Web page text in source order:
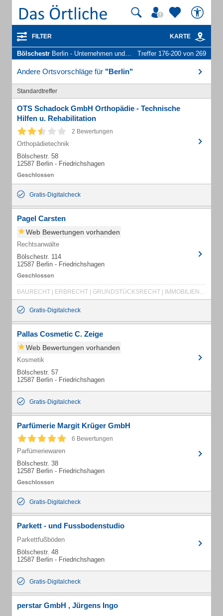
FILTER KARTE
Bölschestr Berlin - Unternehmen und Personen Treffer 176-200 von 269
Andere Ortsvorschläge für "Berlin"
Standardtreffer
OTS Schadock GmbH Orthopädie - Technische
Hilfen u. Rehabilitation
2 Bewertungen
Orthopädietechnik
Bölschestr. 58
12587 Berlin - Friedrichshagen
Gratis-Digitalcheck
Pagel Carsten
Web Bewertungen vorhanden
Rechtsanwälte
Bölschestr. 114
12587 Berlin - Friedrichshagen
BAURECHT | ERBRECHT | GRUNDSTÜCKSRECHT | IMMOBILIENRECHT | MIETRECHT
Gratis-Digitalcheck
Pallas Cosmetic C. Zeige
Web Bewertungen vorhanden
Kosmetik
Bölschestr. 57
12587 Berlin - Friedrichshagen
Gratis-Digitalcheck
Parfümerie Margit Krüger GmbH
6 Bewertungen
Parfümeriewaren
Bölschestr. 38
12587 Berlin - Friedrichshagen
Gratis-Digitalcheck
Parkett - und Fussbodenstudio
Parkettfußböden
Bölschestr. 48
12587 Berlin - Friedrichshagen
Gratis-Digitalcheck
perstar GmbH , Jürgens Ingo